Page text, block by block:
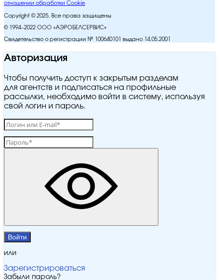
отношении обработки Cookie
Copyright © 2025. Все права защищены
© 1994–2022 ООО «АЭРОБЕЛСЕРВИС»
Свидетельство о регистрации № 100640101 выдано 14.05.2001
Авторизация
Чтобы получить доступ к закрытым разделам
для агентств и подписаться на профильные
рассылки, необходимо войти в систему, используя
свой логин и пароль.
Войти
или
Зарегистрироваться
Забыли пароль?